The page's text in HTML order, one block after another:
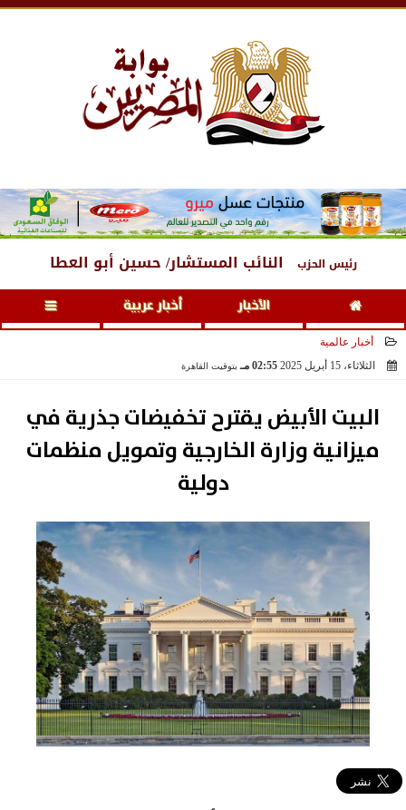
رئيس الحزب النائب المستشار/ حسين أبو العطا
الأخبار أخبار عربية
أخبار عالمية
الثلاثاء، 15 أبريل 2025
02:55 مـ بتوقيت القاهرة
البيت الأبيض يقترح تخفيضات جذرية في
ميزانية وزارة الخارجية وتمويل منظمات
دولية